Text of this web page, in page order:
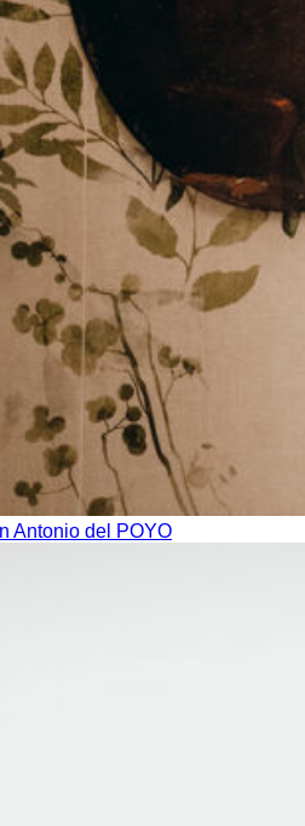
Antonio del POYO